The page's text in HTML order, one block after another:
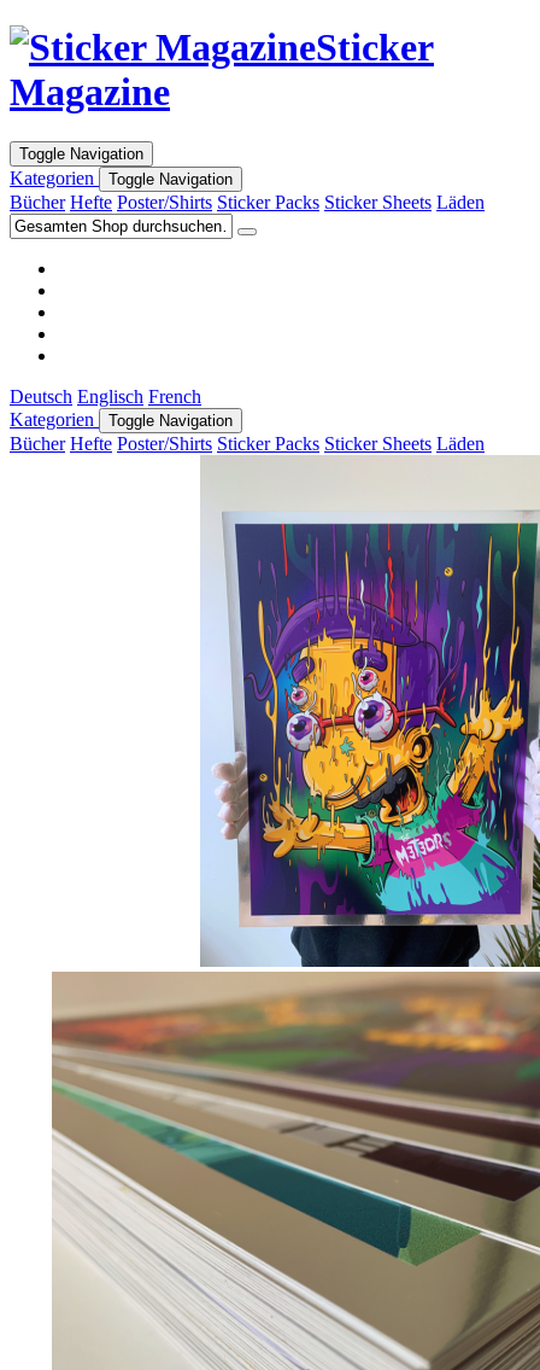
Sticker
Magazine
Toggle Navigation
Kategorien Toggle Navigation
Bücher Hefte Poster/Shirts Sticker Packs Sticker Sheets Läden
Deutsch Englisch French
Kategorien
Toggle Navigation
Bücher Hefte Poster/Shirts Sticker Packs Sticker Sheets Läden